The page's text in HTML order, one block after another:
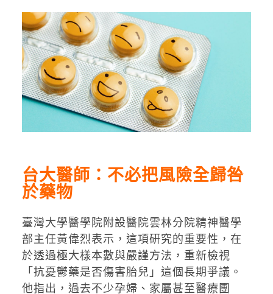
台大醫師：不必把風險全歸咎
於藥物
臺灣大學醫學院附設醫院雲林分院精神醫學
部主任黃偉烈表示，這項研究的重要性，在
於透過極大樣本數與嚴謹方法，重新檢視
「抗憂鬱藥是否傷害胎兒」這個長期爭議。
他指出，過去不少孕婦、家屬甚至醫療團